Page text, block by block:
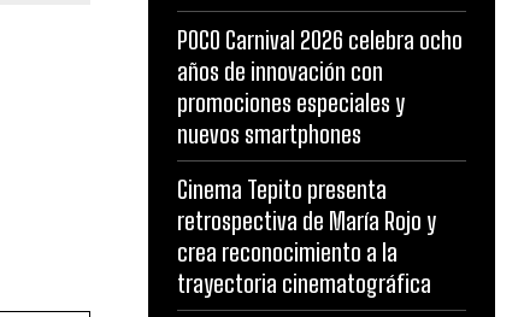
POCO Carnival 2026 celebra ocho
años de innovación con
promociones especiales y
nuevos smartphones
Cinema Tepito presenta
retrospectiva de María Rojo y
crea reconocimiento a la
trayectoria cinematográfica